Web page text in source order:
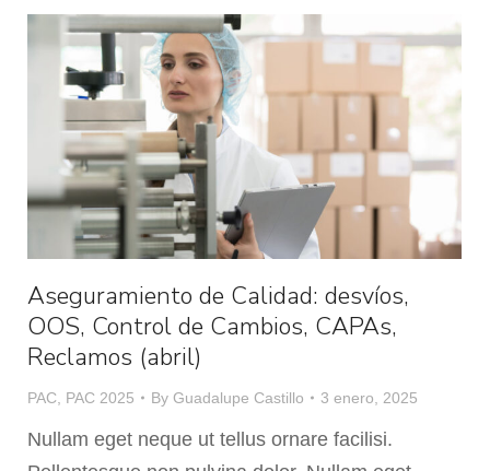
Aseguramiento de Calidad: desvíos,
OOS, Control de Cambios, CAPAs,
Reclamos (abril)
PAC PAC 2025 By Guadalupe Castillo 3 enero, 2025
Nullam eget neque ut tellus ornare facilisi.